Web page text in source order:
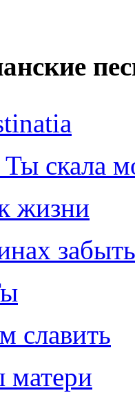
скала
жизни
славить